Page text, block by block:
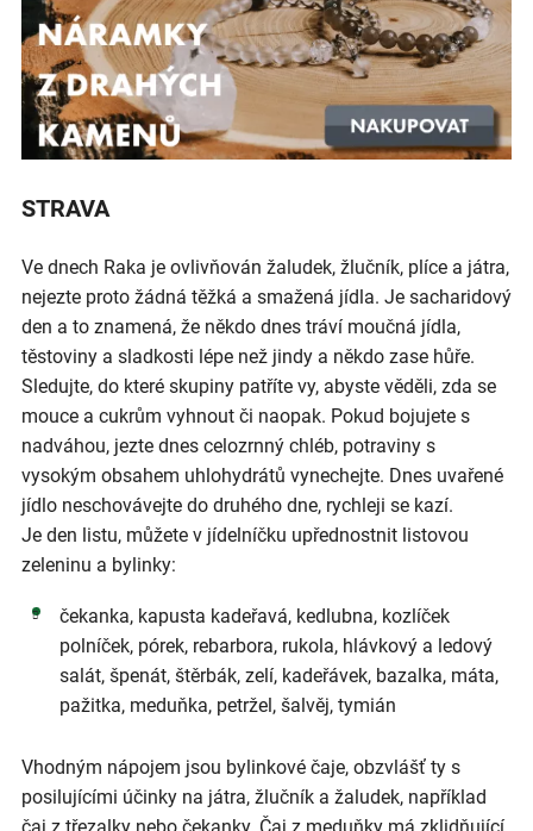
STRAVA
Ve dnech Raka je ovlivňován žaludek, žlučník, plíce a játra,
nejezte proto žádná těžká a smažená jídla. Je sacharidový
den a to znamená, že někdo dnes tráví moučná jídla,
těstoviny a sladkosti lépe než jindy a někdo zase hůře.
Sledujte, do které skupiny patříte vy, abyste věděli, zda se
mouce a cukrům vyhnout či naopak. Pokud bojujete s
nadváhou, jezte dnes celozrnný chléb, potraviny s
vysokým obsahem uhlohydrátů vynechejte. Dnes uvařené
jídlo neschovávejte do druhého dne, rychleji se kazí.
Je den listu, můžete v jídelníčku upřednostnit listovou
zeleninu a bylinky:
čekanka, kapusta kadeřavá, kedlubna, kozlíček
polníček, pórek, rebarbora, rukola, hlávkový a ledový
salát, špenát, štěrbák, zelí, kadeřávek, bazalka, máta,
pažitka, meduňka, petržel, šalvěj, tymián
Vhodným nápojem jsou bylinkové čaje, obzvlášť ty s
posilujícími účinky na játra, žlučník a žaludek, například